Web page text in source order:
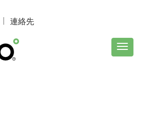
連絡先